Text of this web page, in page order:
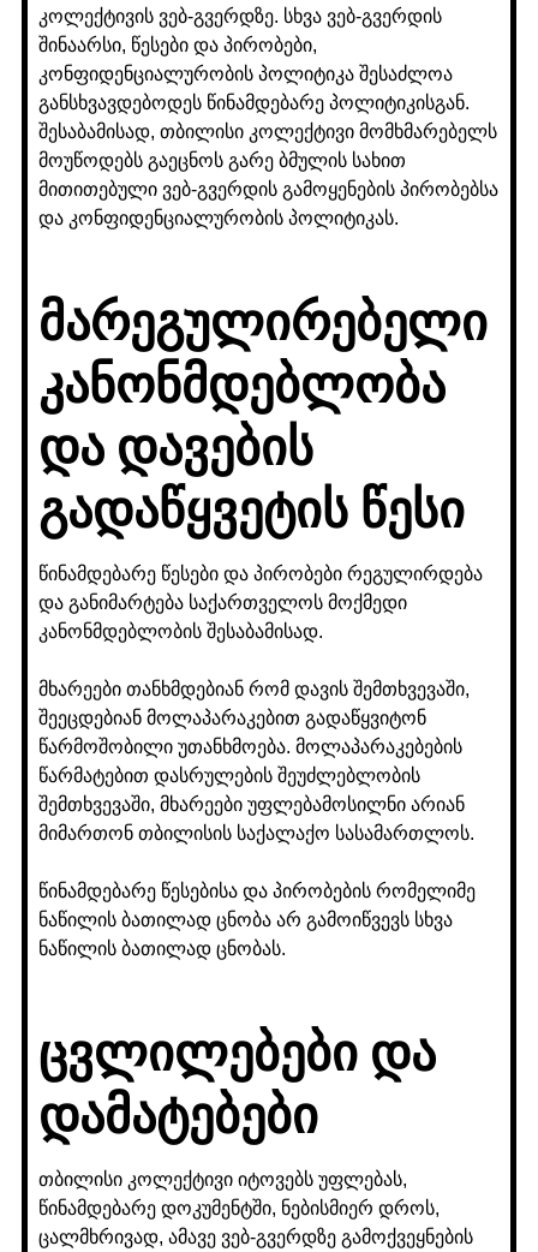
კოლექტივის ვებ-გვერდზე. სხვა ვებ-გვერდის
შინაარსი, წესები და პირობები,
კონფიდენციალურობის პოლიტიკა შესაძლოა
განსხვავდებოდეს წინამდებარე პოლიტიკისგან.
შესაბამისად, თბილისი კოლექტივი მომხმარებელს
მოუწოდებს გაეცნოს გარე ბმულის სახით
მითითებული ვებ-გვერდის გამოყენების პირობებსა
და კონფიდენციალურობის პოლიტიკას.
მარეგულირებელი
კანონმდებლობა
და დავების
გადაწყვეტის წესი
წინამდებარე წესები და პირობები რეგულირდება
და განიმარტება საქართველოს მოქმედი
კანონმდებლობის შესაბამისად.
მხარეები თანხმდებიან რომ დავის შემთხვევაში,
შეეცდებიან მოლაპარაკებით გადაწყვიტონ
წარმოშობილი უთანხმოება. მოლაპარაკებების
წარმატებით დასრულების შეუძლებლობის
შემთხვევაში, მხარეები უფლებამოსილნი არიან
მიმართონ თბილისის საქალაქო სასამართლოს.
წინამდებარე წესებისა და პირობების რომელიმე
ნაწილის ბათილად ცნობა არ გამოიწვევს სხვა
ნაწილის ბათილად ცნობას.
ცვლილებები და
დამატებები
თბილისი კოლექტივი იტოვებს უფლებას,
წინამდებარე დოკუმენტში, ნებისმიერ დროს,
ცალმხრივად, ამავე ვებ-გვერდზე გამოქვეყნების